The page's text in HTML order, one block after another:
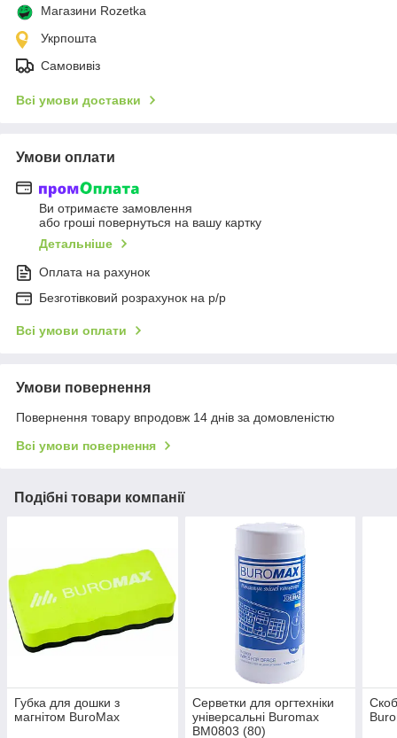
Магазини Rozetka
Укрпошта
Самовивіз
Всі умови доставки
Умови оплати
Ви отримаєте замовлення
або гроші повернуться на вашу картку
Детальніше
Оплата на рахунок
Безготівковий розрахунок на р/р
Всі умови оплати
Умови повернення
Повернення товару впродовж 14 днів за домовленістю
Всі умови повернення
Подібні товари компанії
Губка для дошки з
магнітом BuroMax
Серветки для оргтехніки
універсальні Buromax
ВМ0803 (80)